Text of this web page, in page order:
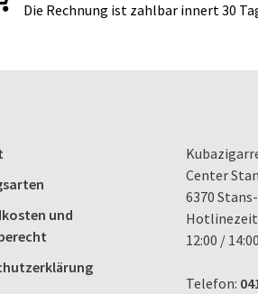
Die Rechnung ist zahlbar innert 30
und
Center
6370
12:00 /
Telefon: